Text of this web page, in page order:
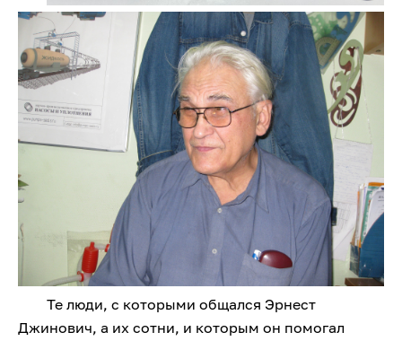
Те люди, с которыми общался Эрнест
Джинович, а их сотни, и которым он помогал